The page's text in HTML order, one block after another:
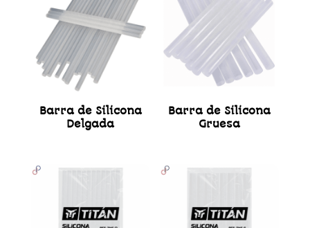
Barra de Silicona
Delgada
Barra de Silicona
Gruesa